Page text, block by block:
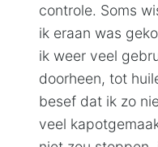
controle. Soms
ik eraan was
ik weer veel
doorheen, tot
besef dat ik zo
veel